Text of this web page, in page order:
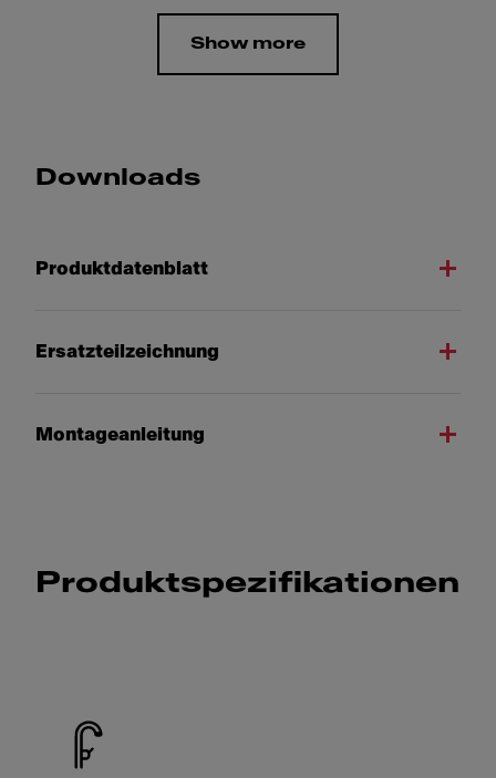
Show more
Downloads
Produktdatenblatt
Ersatzteilzeichnung
Montageanleitung
Produktspezifikationen